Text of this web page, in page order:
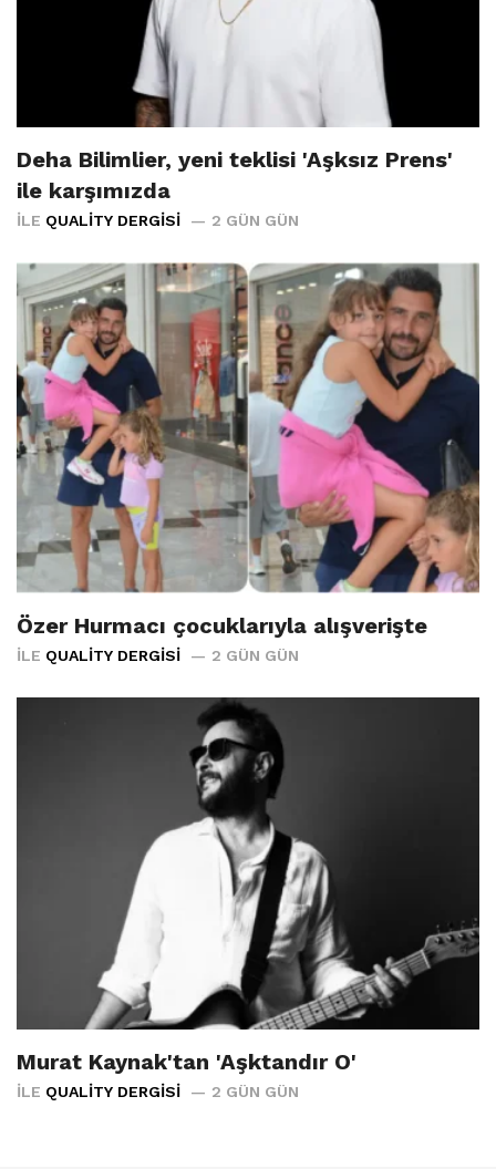
Deha Bilimlier, yeni teklisi 'Aşksız Prens'
ile karşımızda
İLE QUALITY DERGISI 2 GÜN GÜN
Özer Hurmacı çocuklarıyla alışverişte
İLE QUALITY DERGISI 2 GÜN GÜN
Murat Kaynak'tan 'Aşktandır O'
İLE QUALITY DERGISI 2 GÜN GÜN